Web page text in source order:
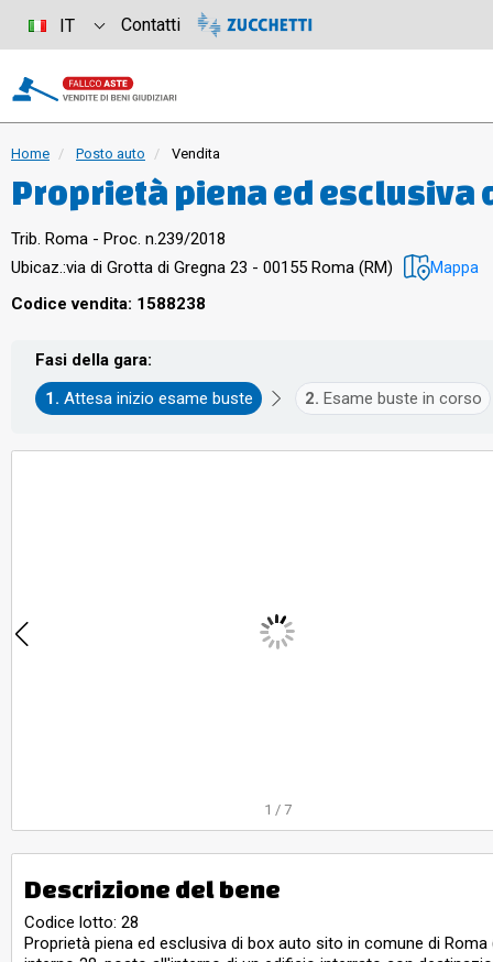
Home Posto auto Vendita
Proprietà piena ed esclusiva
(RM), quartiere "Collatino",
23, piano S3, interno 28,
interrato con destinazione
superficie lorda di 15 mq. e
confinante con spazio di
sub 30, box auto interno 29
catasto fabbricati del
Trib. Roma - Proc. n.239/2018
Ubicaz.:via di Grotta di Gregna 23 - 00155 Roma (RM) Mappa
Codice vendita: 1588238
Fasi della gara:
Attesa inizio esame buste
Esame buste in corso
1 / 7
Descrizione del bene
Codice lotto: 28
Proprietà piena ed esclusiva di box auto sito in comune di
IT Contatti